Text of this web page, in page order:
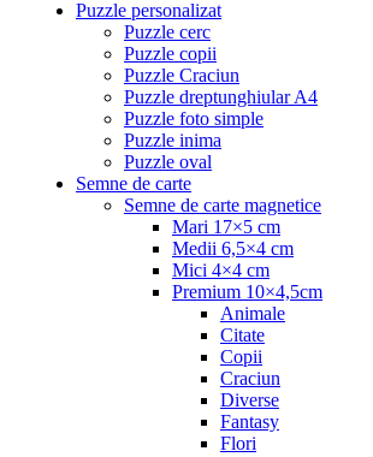
Puzzle personalizat
Puzzle cerc
Puzzle copii
Puzzle Craciun
Puzzle dreptunghiular A4
Puzzle foto simple
Puzzle inima
Puzzle oval
Semne de carte
Semne de carte magnetice
Mari 17×5 cm
Medii 6,5×4 cm
Mici 4×4 cm
Premium 10×4,5cm
Animale
Citate
Copii
Craciun
Diverse
Fantasy
Flori